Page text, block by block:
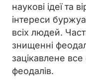
наукові ідеї та
інтереси
всіх людей.
знищенні
зацікавлене все
феодалів.